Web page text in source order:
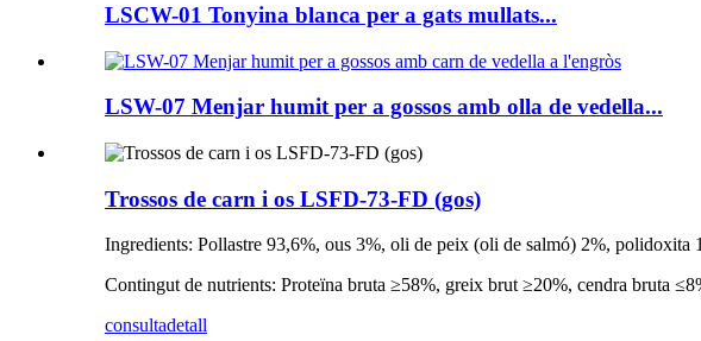
LSCW-01 Tonyina blanca per a gats mullats...
LSW-07 Menjar humit per a gossos amb olla de vedella...
Trossos de carn i os LSFD-73-FD (gos)
Ingredients: Pollastre 93,6%, ous 3%, oli de peix (oli de salmó) 2%,
Contingut de nutrients: Proteïna bruta ≥58%, greix brut ≥20%, cendra bruta
consultadetall